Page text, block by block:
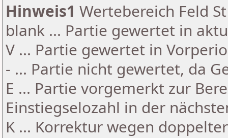
Hinweis1 Wertebereich Feld
blank ... Partie gewertet in
V ... Partie gewertet in
- ... Partie nicht gewertet, da
E ... Partie vorgemerkt zur
Einstiegselozahl in der
K ... Korrektur wegen